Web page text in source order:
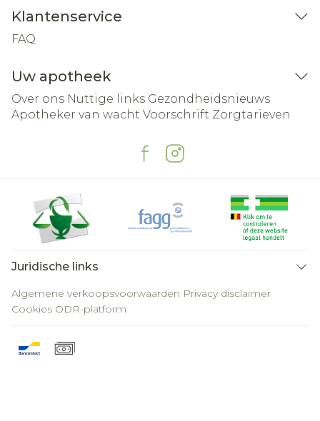
Klantenservice
FAQ
Uw apotheek
Over ons Nuttige links Gezondheidsnieuws
Apotheker van wacht Voorschrift Zorgtarieven
Juridische links
Algemene verkoopsvoorwaarden Privacy disclaimer
Cookies ODR-platform